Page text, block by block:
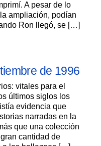
A pesar de lo
ampliación, podían
Ron llegó, se […]
de 1996
vitales para el
últimos siglos los
evidencia que
narradas en la
que una colección
cantidad de